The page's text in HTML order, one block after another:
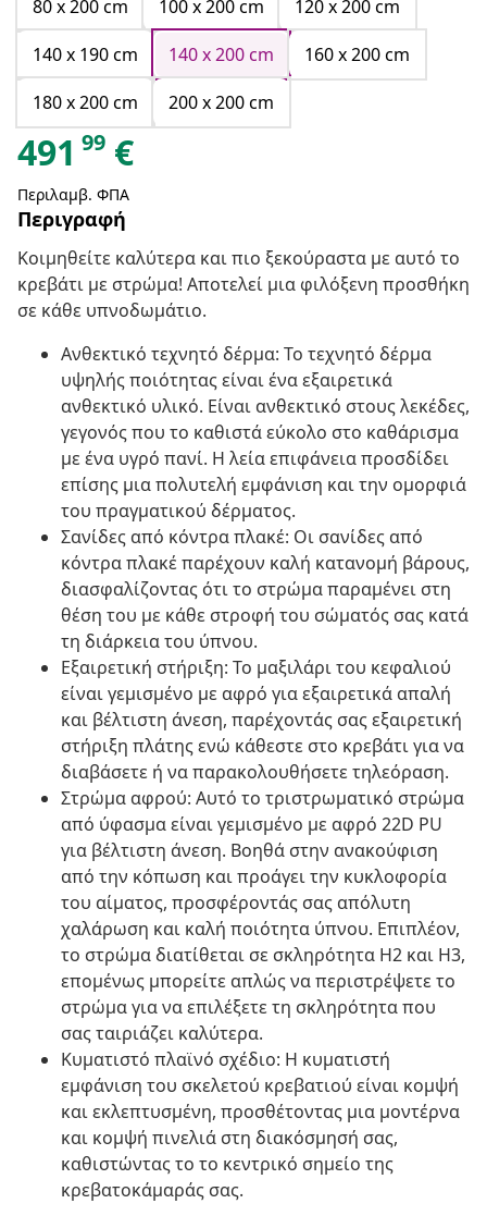
80 x 200 cm
100 x 200 cm
120 x 200 cm
140 x 190 cm
140 x 200 cm
160 x 200 cm
180 x 200 cm
200 x 200 cm
491 99 €
Περιλαμβ. ΦΠΑ
Περιγραφή
Κοιμηθείτε καλύτερα και πιο ξεκούραστα με αυτό το
κρεβάτι με στρώμα! Αποτελεί μια φιλόξενη προσθήκη
σε κάθε υπνοδωμάτιο.
Ανθεκτικό τεχνητό δέρμα: Το τεχνητό δέρμα
υψηλής ποιότητας είναι ένα εξαιρετικά
ανθεκτικό υλικό. Είναι ανθεκτικό στους λεκέδες,
γεγονός που το καθιστά εύκολο στο καθάρισμα
με ένα υγρό πανί. Η λεία επιφάνεια προσδίδει
επίσης μια πολυτελή εμφάνιση και την ομορφιά
του πραγματικού δέρματος.
Σανίδες από κόντρα πλακέ: Οι σανίδες από
κόντρα πλακέ παρέχουν καλή κατανομή βάρους,
διασφαλίζοντας ότι το στρώμα παραμένει στη
θέση του με κάθε στροφή του σώματός σας κατά
τη διάρκεια του ύπνου.
Εξαιρετική στήριξη: Το μαξιλάρι του κεφαλιού
είναι γεμισμένο με αφρό για εξαιρετικά απαλή
και βέλτιστη άνεση, παρέχοντάς σας εξαιρετική
στήριξη πλάτης ενώ κάθεστε στο κρεβάτι για να
διαβάσετε ή να παρακολουθήσετε τηλεόραση.
Στρώμα αφρού: Αυτό το τριστρωματικό στρώμα
από ύφασμα είναι γεμισμένο με αφρό 22D PU
για βέλτιστη άνεση. Βοηθά στην ανακούφιση
από την κόπωση και προάγει την κυκλοφορία
του αίματος, προσφέροντάς σας απόλυτη
χαλάρωση και καλή ποιότητα ύπνου. Επιπλέον,
το στρώμα διατίθεται σε σκληρότητα H2 και H3,
επομένως μπορείτε απλώς να περιστρέψετε το
στρώμα για να επιλέξετε τη σκληρότητα που
σας ταιριάζει καλύτερα.
Κυματιστό πλαϊνό σχέδιο: Η κυματιστή
εμφάνιση του σκελετού κρεβατιού είναι κομψή
και εκλεπτυσμένη, προσθέτοντας μια μοντέρνα
και κομψή πινελιά στη διακόσμησή σας,
καθιστώντας το το κεντρικό σημείο της
κρεβατοκάμαράς σας.